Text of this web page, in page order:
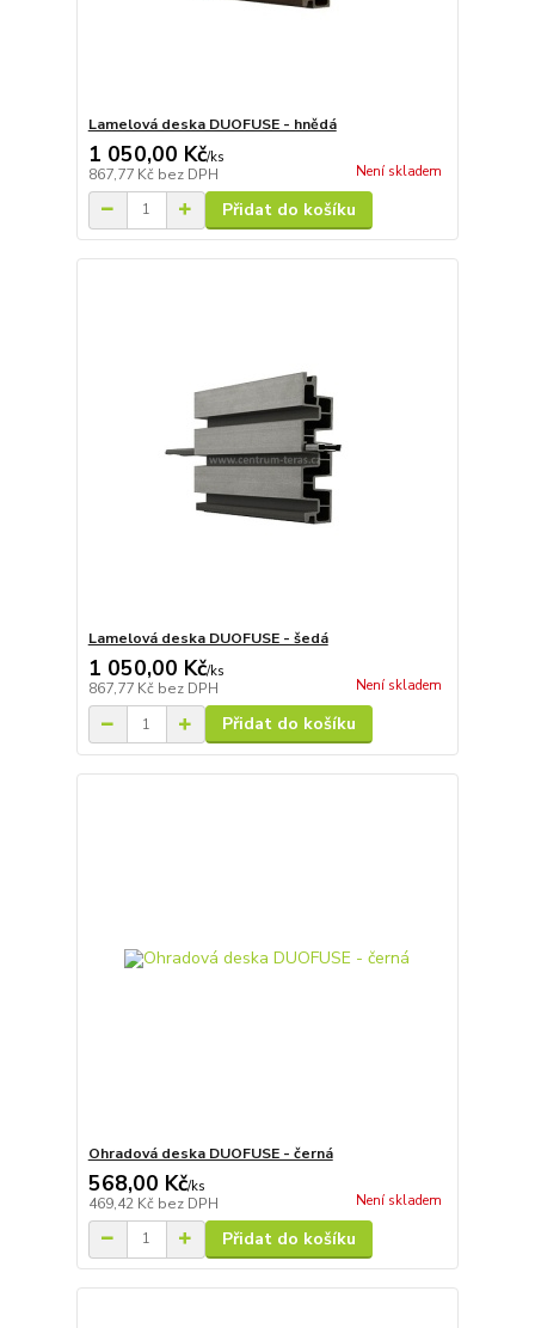
Lamelová deska DUOFUSE - hnědá
1 050,00 Kč/ks
867,77 Kč bez DPH Není skladem
Přidat do košíku
Lamelová deska DUOFUSE - šedá
1 050,00 Kč/ks
867,77 Kč bez DPH Není skladem
Přidat do košíku
Ohradová deska DUOFUSE - černá
568,00 Kč/ks
469,42 Kč bez DPH Není skladem
Přidat do košíku